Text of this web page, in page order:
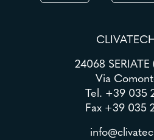
24068 SERIATE
Via
Tel. +39 035
Fax +39 035